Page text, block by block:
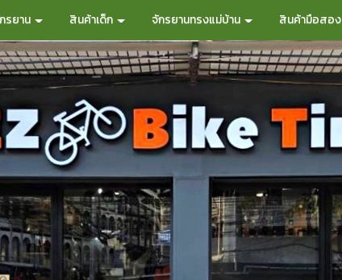
รยาน สินค้าเด็ก จักรยานทรงแม่บ้าน สินค้ามือสอง